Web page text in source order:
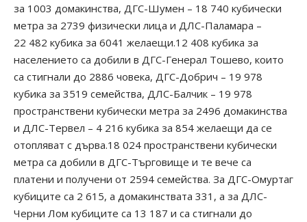
за 1003 домакинства, ДГС-Шумен – 18 740 кубически
метра за 2739 физически лица и ДЛС-Паламара –
22 482 кубика за 6041 желаещи.12 408 кубика за
населението са добили в ДГС-Генерал Тошево, които
са стигнали до 2886 човека, ДГС-Добрич – 19 978
кубика за 3519 семейства, ДЛС-Балчик – 19 978
пространствени кубически метра за 2496 домакинства
и ДЛС-Тервел – 4 216 кубика за 854 желаещи да се
отопляват с дърва.18 024 пространствени кубически
метра са добили в ДГС-Търговище и те вече са
платени и получени от 2594 семейства. За ДГС-Омуртаг
кубиците са 2 615, а домакинствата 331, а за ДЛС-
Черни Лом кубиците са 13 187 и са стигнали до